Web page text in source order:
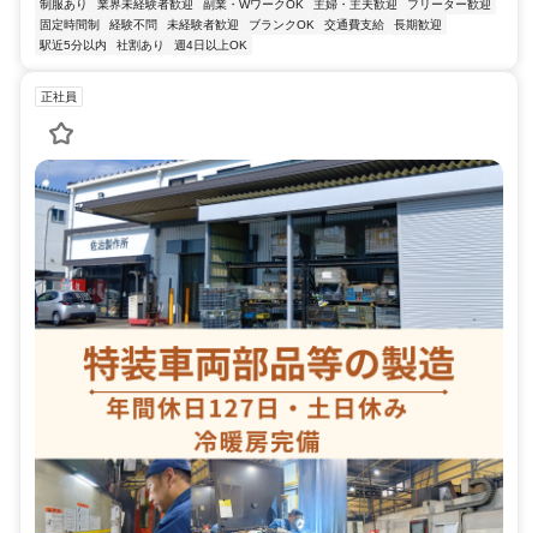
制服あり 業界未経験者歓迎 副業・WワークOK 主婦・主夫歓迎
フリーター歓迎
固定時間制
経験不問 未経験者歓迎 ブランクOK 交通費支給
長期歓迎
駅近5分以内
社割あり 週4日以上OK
正社員